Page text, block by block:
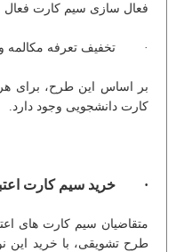
فعال سازی سیم کارت فعال
· تخفیف تعرفه مکالمه و
بر اساس این طرح، برای هر
کارت دانشجویی وجود دارد.
· خرید سیم کارت
متقاضیان سیم کارت های